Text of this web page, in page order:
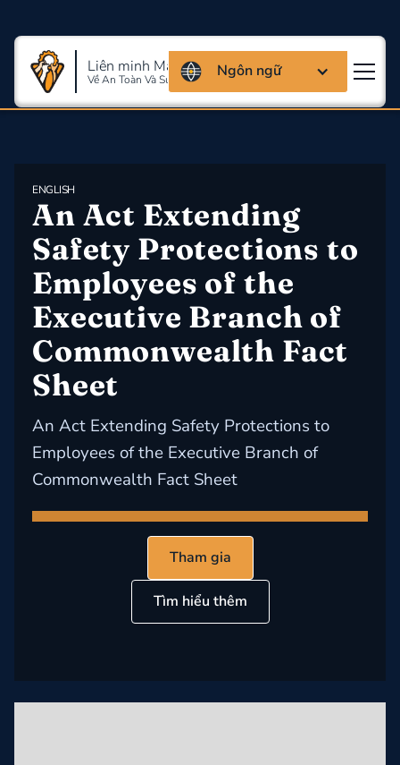
Liên minh Massachusettes
Về An Toàn Và Sức Khỏe Lao Động
Ngôn ngữ
ENGLISH
An Act Extending
Safety Protections to
Employees of the
Executive Branch of
Commonwealth Fact
Sheet
An Act Extending Safety Protections to
Employees of the Executive Branch of
Commonwealth Fact Sheet
Tham gia
Tìm hiểu thêm